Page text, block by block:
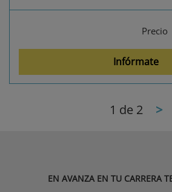
Precio
Infórmate
1 de 2 >
EN AVANZA EN TU CARRERA